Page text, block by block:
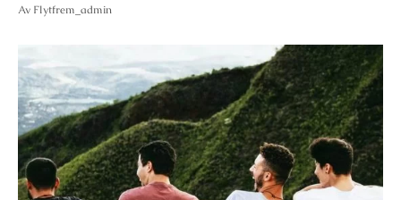
Av Flytfrem_admin